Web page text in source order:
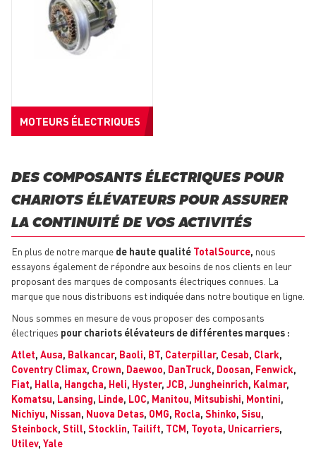
MOTEURS ÉLECTRIQUES
DES COMPOSANTS ÉLECTRIQUES POUR
CHARIOTS ÉLÉVATEURS POUR ASSURER
LA CONTINUITÉ DE VOS ACTIVITÉS
En plus de notre marque de haute qualité TotalSource, nous
essayons également de répondre aux besoins de nos clients en leur
proposant des marques de composants électriques connues. La
marque que nous distribuons est indiquée dans notre boutique en ligne.
Nous sommes en mesure de vous proposer des composants
électriques pour chariots élévateurs de différentes marques :
Atlet, Ausa, Balkancar, Baoli, BT, Caterpillar, Cesab, Clark,
Coventry Climax, Crown, Daewoo, DanTruck, Doosan, Fenwick,
Fiat, Halla, Hangcha, Heli, Hyster, JCB, Jungheinrich, Kalmar,
Komatsu, Lansing, Linde, LOC, Manitou, Mitsubishi, Montini,
Nichiyu, Nissan, Nuova Detas, OMG, Rocla, Shinko, Sisu,
Steinbock, Still, Stocklin, Tailift, TCM, Toyota, Unicarriers,
Utilev, Yale